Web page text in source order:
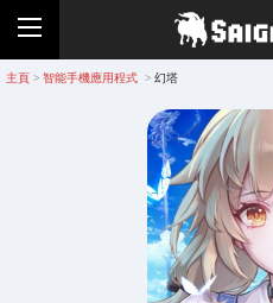
主頁 > 智能手機應用程式 > 幻塔